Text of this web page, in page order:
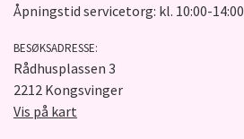
Åpningstid servicetorg: kl. 10:00-14:00
BESØKSADRESSE:
Rådhusplassen 3
2212 Kongsvinger
Vis på kart